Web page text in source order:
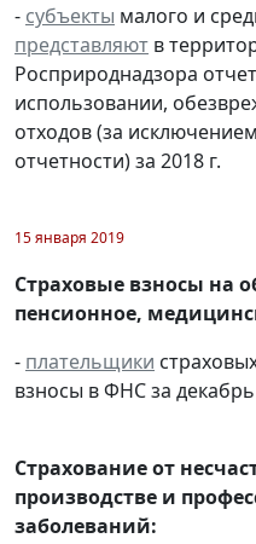
- субъекты малого и
представляют в
Росприроднадзора
использовании,
отходов (за
отчетности) за 2018 г.
15 января 2019
Страховые взносы на
пенсионное,
- плательщики
взносы в ФНС за декабрь
Страхование от
производстве и
заболеваний: